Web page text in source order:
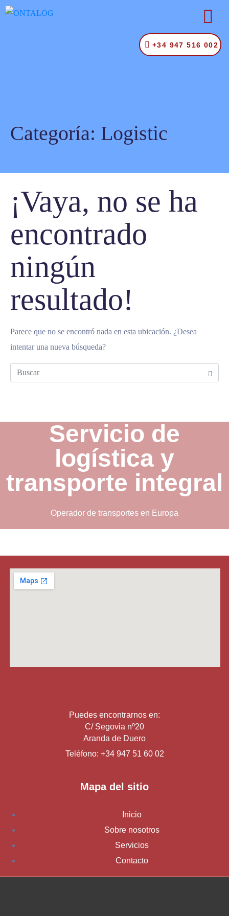
+34 947 516 002
Categoría: Logistic
¡Vaya, no se ha
encontrado
ningún
resultado!
Parece que no se encontró nada en esta ubicación. ¿Desea
intentar una nueva búsqueda?
Servicio de
logística y
transporte integral
Operador de transportes en Europa
Puedes encontrarnos en:
C/ Segovia nº20
Aranda de Duero
Teléfono: +34 947 51 60 02
Mapa del sitio
Inicio
Sobre nosotros
Servicios
Contacto